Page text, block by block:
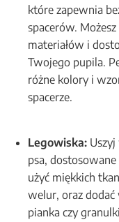
które zapewnia
spacerów.
materiałów i
Twojego pupila.
różne kolory i
spacerze.
Legowiska:
psa,
użyć miękkich
welur, oraz dodać
pianka czy